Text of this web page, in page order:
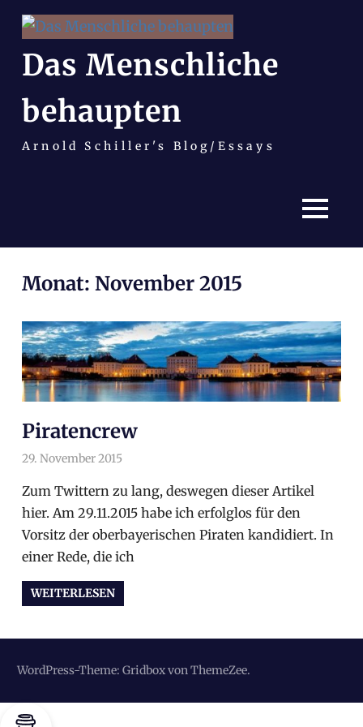
Inhalt
Das Menschliche
behaupten
Arnold Schiller's Blog/Essays
MENÜ
Monat: November 2015
Piratencrew
29. November 2015
Zum Twittern zu lang, deswegen dieser Artikel
hier. Am 29.11.2015 habe ich erfolglos für den
Vorsitz der oberbayerischen Piraten kandidiert. In
einer Rede, die ich
WEITERLESEN
WordPress-Theme: Gridbox von ThemeZee.